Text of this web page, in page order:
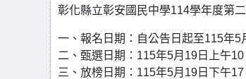
彰化縣立彰安國民中學114學年度第
一、報名日期：自公告日起至115年5
二、甄選日期： 115年5月 19 日上午10
三、放榜日期： 115年5月 19 日下午17